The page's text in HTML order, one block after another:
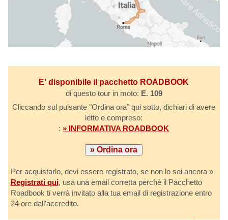
E' disponibile il pacchetto ROADBOOK
di questo tour in moto: E. 109
Cliccando sul pulsante "Ordina ora" qui sotto, dichiari di avere
letto e compreso:
:» INFORMATIVA ROADBOOK
Per acquistarlo, devi essere registrato, se non lo sei ancora »
Registrati qui, usa una email corretta perchè il Pacchetto
Roadbook ti verrà invitato alla tua email di registrazione entro
24 ore dall'accredito.